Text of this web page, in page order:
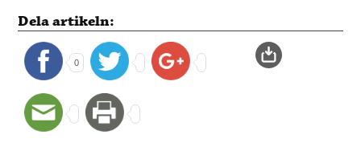
Dela artikeln:
0